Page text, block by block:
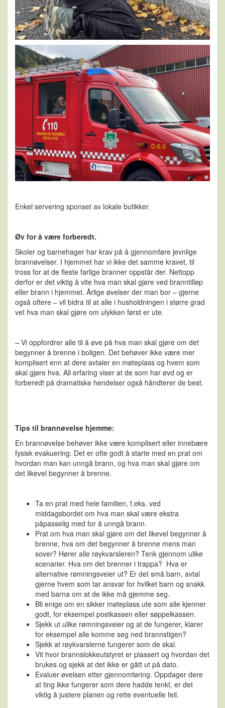
Enkel servering sponset av lokale butikker.
Øv for å være forberedt.
Skoler og barnehager har krav på å gjennomføre jevnlige
brannøvelser. I hjemmet har vi ikke det samme kravet, til
tross for at de fleste farlige branner oppstår der. Nettopp
derfor er det viktig å vite hva man skal gjøre ved branntilløp
eller brann i hjemmet. Årlige øvelser der man bor – gjerne
også oftere – vil bidra til at alle i husholdningen i større grad
vet hva man skal gjøre om ulykken først er ute.
– Vi oppfordrer alle til å øve på hva man skal gjøre om det
begynner å brenne i boligen. Det behøver ikke være mer
komplisert enn at dere avtaler en møteplass og hvem som
skal gjøre hva. All erfaring viser at de som har øvd og er
forberedt på dramatiske hendelser også håndterer de best.
Tips til brannøvelse hjemme:
En brannøvelse behøver ikke være komplisert eller innebære
fysisk evakuering. Det er ofte godt å starte med en prat om
hvordan man kan unngå brann, og hva man skal gjøre om
det likevel begynner å brenne.
Ta en prat med hele familien, f.eks. ved
middagsbordet om hva man skal være ekstra
påpasselig med for å unngå brann.
Prat om hva man skal gjøre om det likevel begynner å
brenne, hva om det begynner å brenne mens man
sover? Hører alle røykvarsleren? Tenk gjennom ulike
scenarier. Hva om det brenner i trappa? Hva er
alternative rømningsveier ut? Er det små barn, avtal
gjerne hvem som tar ansvar for hvilket barn og snakk
med barna om at de ikke må gjemme seg.
Bli enige om en sikker møteplass ute som alle kjenner
godt, for eksempel postkassen eller søppelkassen.
Sjekk ut ulike rømningsveier og at de fungerer, klarer
for eksempel alle komme seg ned brannstigen?
Sjekk at røykvarslerne fungerer som de skal.
Vit hvor brannslokkeutstyret er plassert og hvordan det
brukes og sjekk at det ikke er gått ut på dato.
Evaluer øvelsen etter gjennomføring. Oppdager dere
at ting ikke fungerer som dere hadde tenkt, er det
viktig å justere planen og rette eventuelle feil.